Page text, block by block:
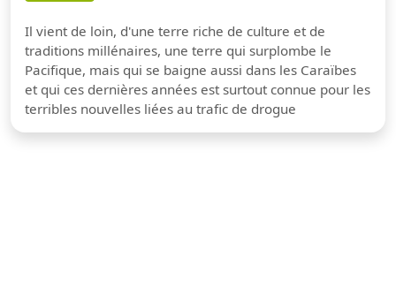
Il vient de loin, d'une terre riche de culture et de
traditions millénaires, une terre qui surplombe le
Pacifique, mais qui se baigne aussi dans les Caraïbes
et qui ces dernières années est surtout connue pour les
terribles nouvelles liées au trafic de drogue